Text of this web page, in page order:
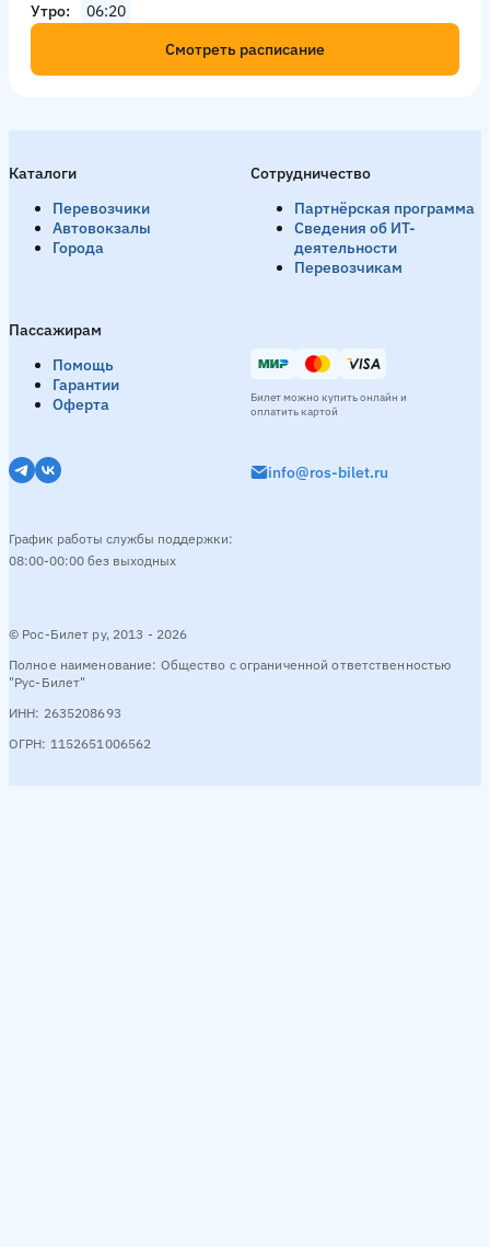
Утро
06:20
Смотреть расписание
Утро 06:45 07:10
Смотреть расписание
Утро 16:25 17:20
Смотреть расписание
Новочебоксарск → Волгореченск
Вечер
19:35
Смотреть расписание
Чебоксары → Волгореченск
Смотреть расписание
Каталоги
Перевозчики
Автовокзалы
Города
Пассажирам
Помощь
Гарантии
Оферта
Сотрудничество
Партнёрская программа
Сведения об ИТ-
деятельности
Перевозчикам
© Рос-Билет ру, 2013 - 2026
Полное наименование: Общество с ограниченной ответственностью
"Рус-Билет"
ИНН: 2635208693
ОГРН: 1152651006562
info@ros-bilet.ru
График работы службы поддержки:
08:00-00:00 без выходных
Билет можно купить онлайн и
оплатить картой